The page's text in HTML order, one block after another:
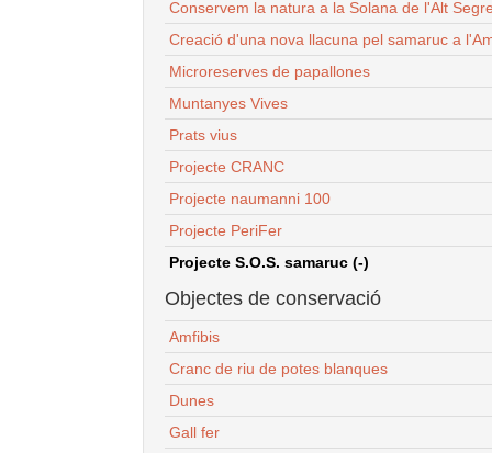
Conservem la natura a la Solana de l'Alt
Creació d'una nova llacuna pel samaruc a
Microreserves de papallones
Muntanyes Vives
Prats vius
Projecte CRANC
Projecte naumanni 100
Projecte PeriFer
Projecte S.O.S. samaruc (-)
Objectes de conservació
Amfibis
Cranc de riu de potes blanques
Dunes
Gall fer